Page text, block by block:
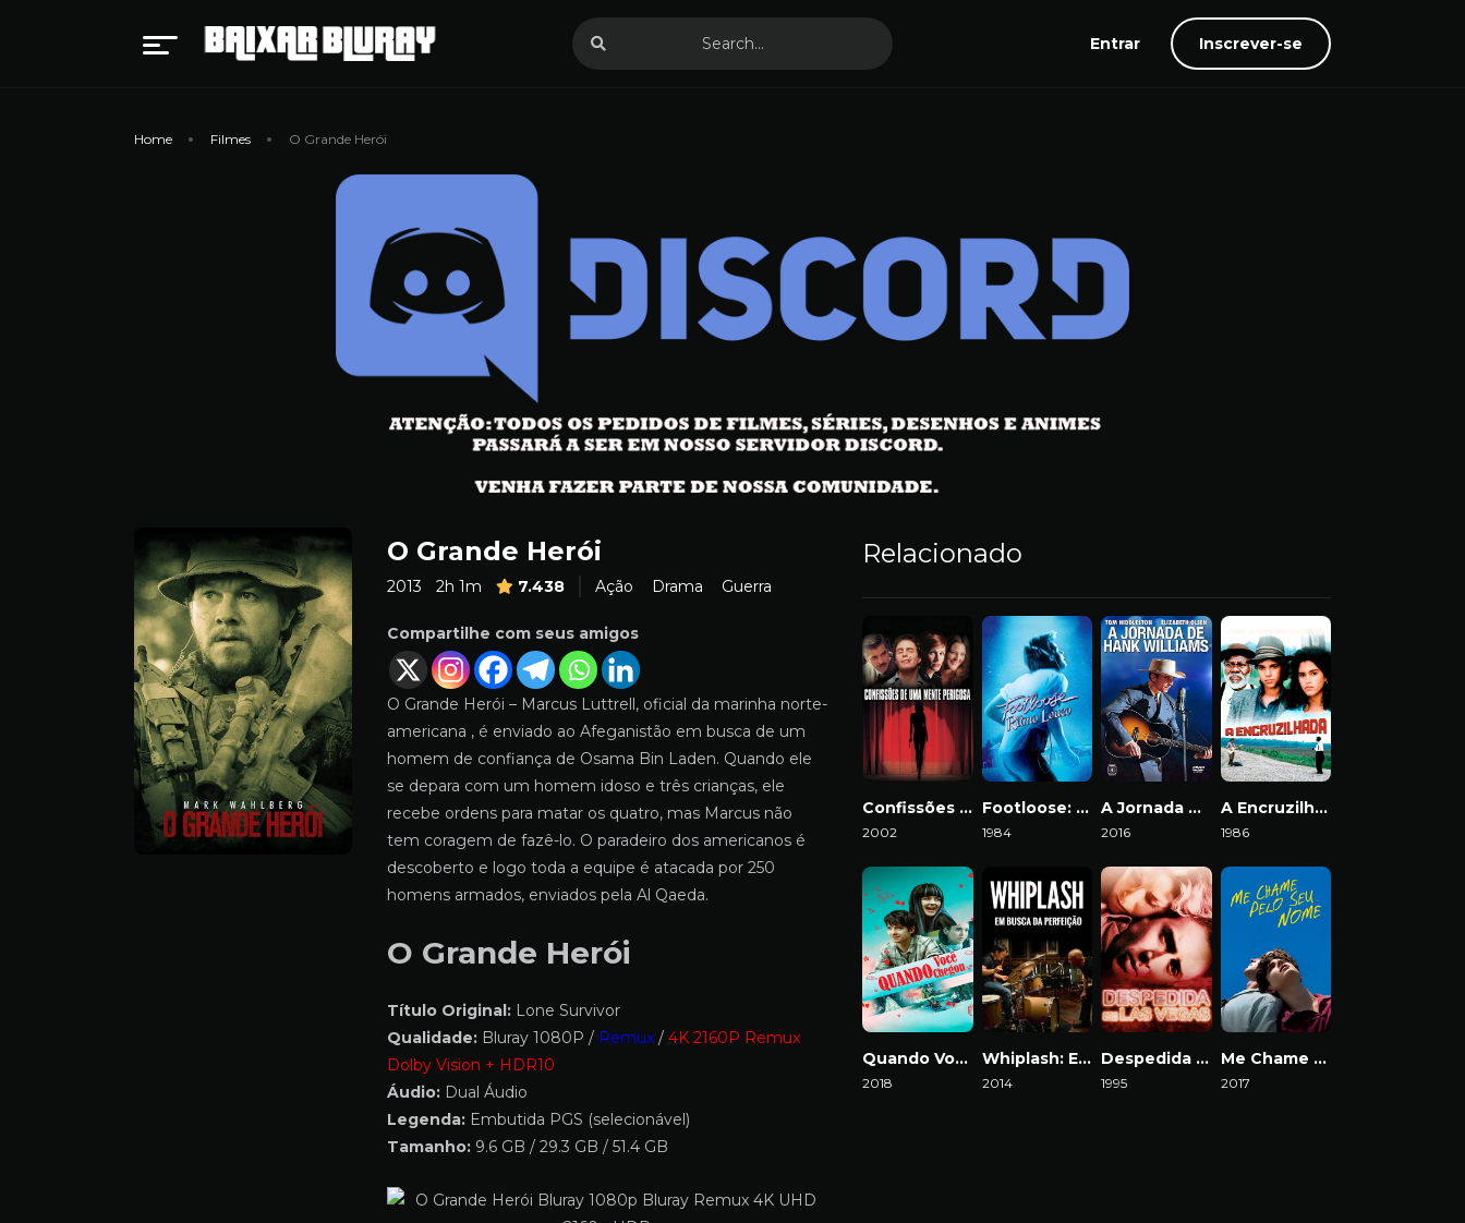
Entrar Inscrever-se
Home Filmes O Grande Herói
O Grande Herói
2013 2h 1m 7.438 Ação Drama Guerra
Compartilhe com seus amigos
O Grande Herói – Marcus Luttrell, oficial da marinha norte-
americana , é enviado ao Afeganistão em busca de um
homem de confiança de Osama Bin Laden. Quando ele
se depara com um homem idoso e três crianças, ele
recebe ordens para matar os quatro, mas Marcus não
tem coragem de fazê-lo. O paradeiro dos americanos é
descoberto e logo toda a equipe é atacada por 250
homens armados, enviados pela Al Qaeda.
O Grande Herói
Título Original: Lone Survivor
Qualidade: Bluray 1080P / Remux / 4K 2160P Remux
Dolby Vision + HDR10
Áudio: Dual Áudio
Legenda: Embutida PGS (selecionável)
Tamanho: 9.6 GB / 29.3 GB / 51.4 GB
Relacionado
Confissões de uma Mente Perigosa
2002
Footloose: Ritmo Louco
1984
A Jornada de Hank Williams
2016
A Encruzilhada
1986
Quando Você Chegou
2018
Whiplash: Em Busca da Perfeição
2014
Despedida em Las Vegas
1995
Me Chame Pelo Seu Nome
2017